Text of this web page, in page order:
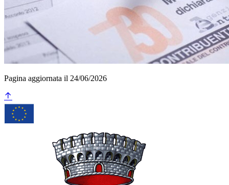
Pagina aggiornata il 24/06/2026